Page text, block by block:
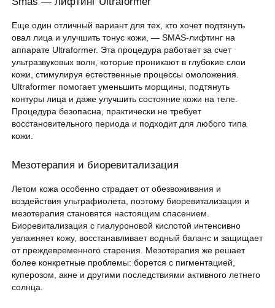
Еще один отличный вариант для тех, кто хочет подтянуть
овал лица и улучшить тонус кожи, — SMAS-лифтинг на
аппарате Ultraformer. Эта процедура работает за счет
ультразвуковых волн, которые проникают в глубокие слои
кожи, стимулируя естественные процессы омоложения.
Ultraformer помогает уменьшить морщины, подтянуть
контуры лица и даже улучшить состояние кожи на теле.
Процедура безопасна, практически не требует
восстановительного периода и подходит для любого типа
кожи.
Мезотерапия и биоревитализация
Летом кожа особенно страдает от обезвоживания и
воздействия ультрафиолета, поэтому биоревитализация и
мезотерапия становятся настоящим спасением.
Биоревитализация с гиалуроновой кислотой интенсивно
увлажняет кожу, восстанавливает водный баланс и защищает
от преждевременного старения. Мезотерапия же решает
более конкретные проблемы: борется с пигментацией,
куперозом, акне и другими последствиями активного летнего
солнца.